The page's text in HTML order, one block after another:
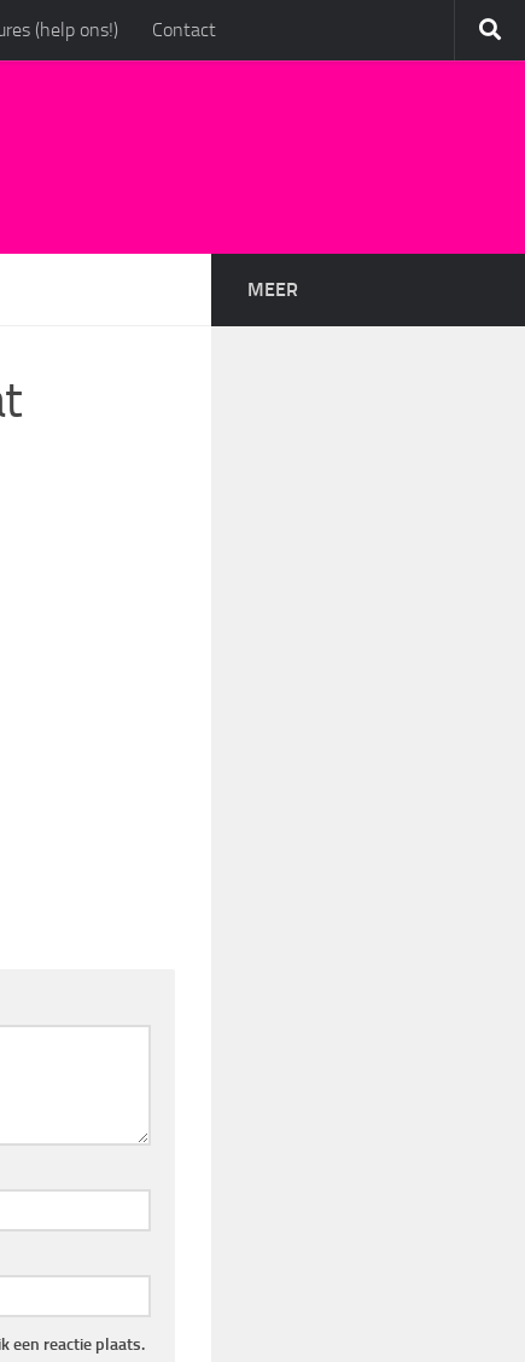
(help ons!) Contact
een reactie plaats.
MEER